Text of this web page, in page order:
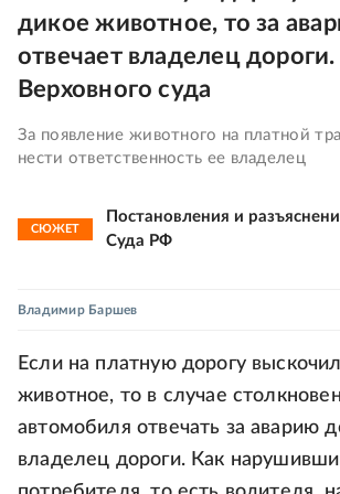
дикое животное, то за
отвечает владелец
Верховного суда
За появление животного на платной
нести ответственность ее владелец
СЮЖЕТ
Постановления и
Суда РФ
Владимир Баршев
Если на платную дорогу
животное, то в случае
автомобиля отвечать за аварию
владелец дороги. Как